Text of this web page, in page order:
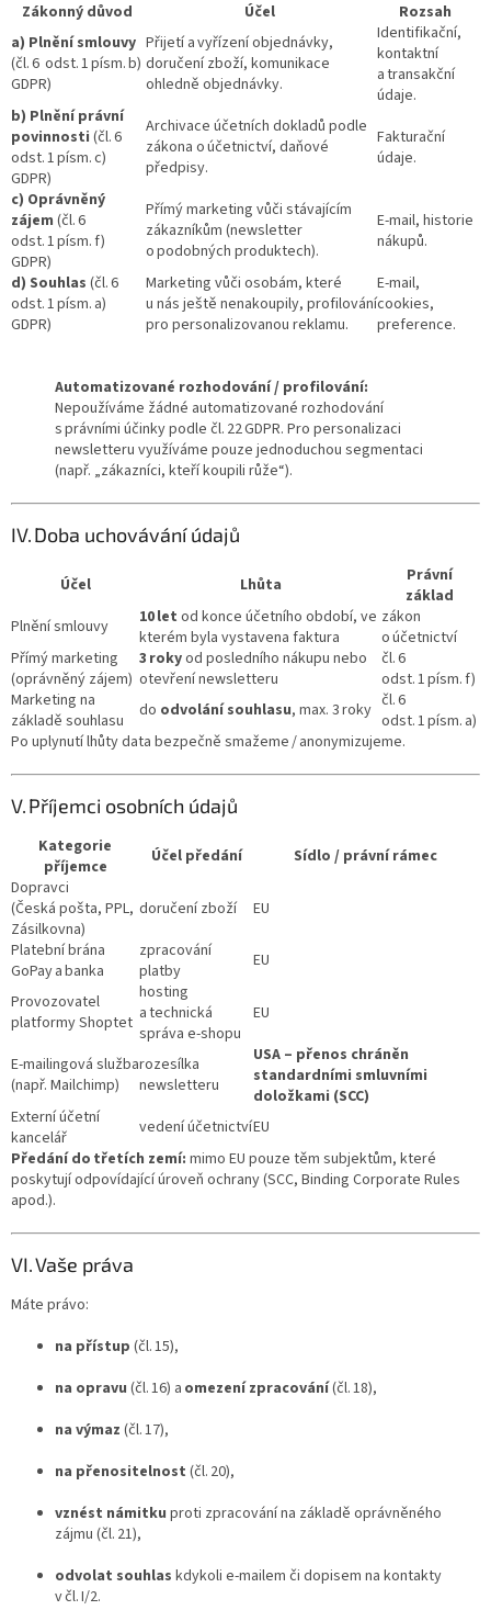
Zákonný důvod Účel
Rozsah
a) Plnění smlouvy
(čl. 6 odst. 1 písm. b)
GDPR)
Přijetí a vyřízení objednávky,
doručení zboží, komunikace
ohledně objednávky.
Identifikační,
kontaktní
a transakční
údaje.
b) Plnění právní
povinnosti (čl. 6
odst. 1 písm. c)
GDPR)
Archivace účetních dokladů podle
zákona o účetnictví, daňové
předpisy.
Fakturační
údaje.
c) Oprávněný
zájem (čl. 6
odst. 1 písm. f)
GDPR)
Přímý marketing vůči stávajícím
zákazníkům (newsletter
o podobných produktech).
E‑mail, historie
nákupů.
d) Souhlas (čl. 6
odst. 1 písm. a)
GDPR)
Marketing vůči osobám, které
u nás ještě nenakoupily, profilování
pro personalizovanou reklamu.
E‑mail,
cookies,
preference.
Automatizované rozhodování / profilování:
Nepoužíváme žádné automatizované rozhodování
s právními účinky podle čl. 22 GDPR. Pro personalizaci
newsletteru využíváme pouze jednoduchou segmentaci
(např. „zákazníci, kteří koupili růže“).
IV. Doba uchovávání údajů
Účel Lhůta
Právní
základ
Plnění smlouvy
10 let od konce účetního období, ve
kterém byla vystavena faktura
zákon
o účetnictví
Přímý marketing
(oprávněný zájem)
3 rokyod posledního nákupu nebo
otevření newsletteru
čl. 6
odst. 1 písm. f)
Marketing na
základě souhlasu
do odvolání souhlasu, max. 3 roky čl. 6
odst. 1 písm. a)
Po uplynutí lhůty data bezpečně smažeme / anonymizujeme.
V. Příjemci osobních údajů
Kategorie
příjemce
Účel předání
Sídlo / právní rámec
Dopravci
(Česká pošta, PPL,
Zásilkovna)
doručení zboží
EU
Platební brána
GoPay a banka
zpracování
platby
EU
Provozovatel
platformy Shoptet
hosting
a technická
správa e‑shopu
EU
E‑mailingová služba
(např. Mailchimp)
rozesílka
newsletteru
USA – přenos chráněn
standardními smluvními
doložkami (SCC)
Externí účetní
kancelář
vedení účetnictvíEU
Předání do třetích zemí: mimo EU pouze těm subjektům, které
poskytují odpovídající úroveň ochrany (SCC, Binding Corporate Rules
apod.).
VI. Vaše práva
Máte právo:
na přístup (čl. 15),
na opravu (čl. 16) a omezení zpracování(čl. 18),
na výmaz (čl. 17),
na přenositelnost (čl. 20),
vznést námitku proti zpracování na základě oprávněného
zájmu (čl. 21),
odvolat souhlas kdykoli e‑mailem či dopisem na kontakty
v čl. I/2.